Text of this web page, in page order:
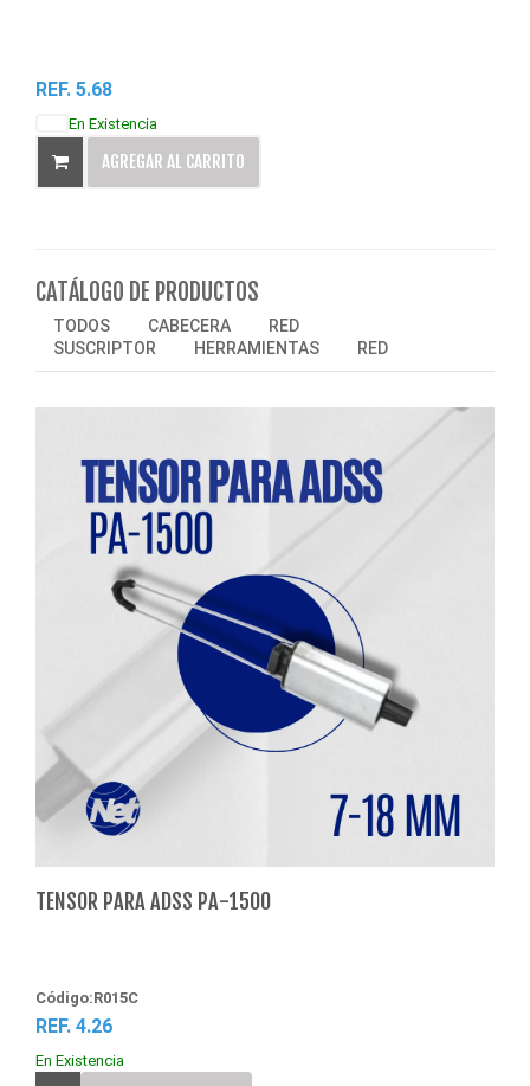
REF. 5.68
En Existencia
AGREGAR AL CARRITO
CATÁLOGO DE PRODUCTOS
TODOS CABECERA
RED
SUSCRIPTOR
HERRAMIENTAS RED
TENSOR PARA ADSS PA-1500
Código:R015C
REF. 4.26
En Existencia